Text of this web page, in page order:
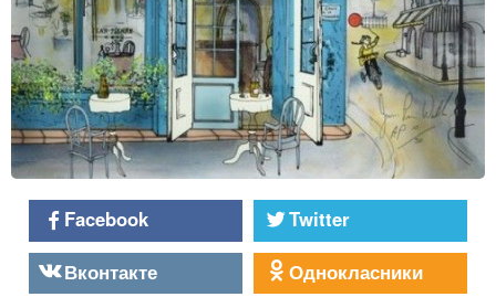
Facebook
Twitter
Вконтакте
Однокласники